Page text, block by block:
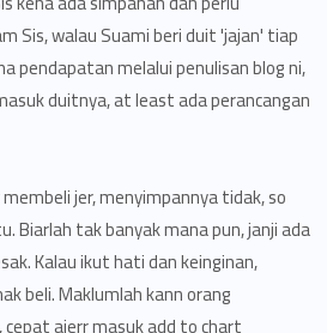
Sis, walau Suami beri duit 'jajan' tiap
pendapatan melalui penulisan blog ni,
duitnya, at least ada perancangan
jer, menyimpannya tidak, so
Biarlah tak banyak mana pun, janji ada
Kalau ikut hati dan keinginan,
beli. Maklumlah kann orang